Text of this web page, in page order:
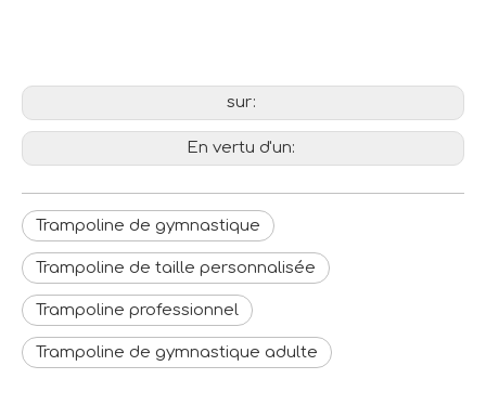
sur:
En vertu d'un:
Trampoline de gymnastique
Trampoline de taille personnalisée
Trampoline professionnel
Trampoline de gymnastique adulte